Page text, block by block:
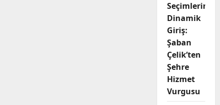
Seçimlerine
Dinamik
Giriş:
Şaban
Çelik’ten
Şehre
Hizmet
Vurgusu